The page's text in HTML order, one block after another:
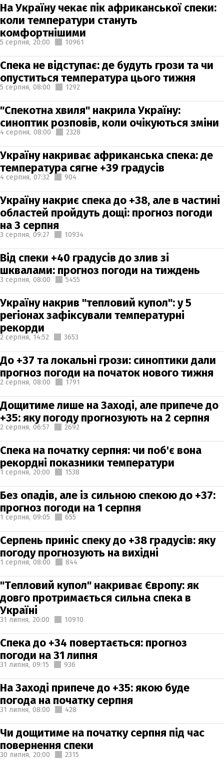
На Україну чекає пік африканської спеки:
коли температури стануть
комфортнішими
5 серпня, 20:00 10961
Спека не відступає: де будуть грози та чи
опуститься температура цього тижня
5 серпня, 08:00 1292
"Спекотна хвиля" накрила Україну:
синоптик розповів, коли очікуються зміни
4 серпня, 08:00 2328
Україну накриває африканська спека: де
температура сягне +39 градусів
4 серпня, 07:32 904
Україну накриє спека до +38, але в частині
областей пройдуть дощі: прогноз погоди
на 3 серпня
3 серпня, 09:27 10934
Від спеки +40 градусів до злив зі
шквалами: прогноз погоди на тиждень
3 серпня, 08:00 5455
Україну накрив "тепловий купол": у 5
регіонах зафіксували температурні
рекорди
2 серпня, 14:52 3653
До +37 та локальні грози: синоптики дали
прогноз погоди на початок нового тижня
2 серпня, 08:00 1791
Дощитиме лише на Заході, але припече до
+35: яку погоду прогнозують на 2 серпня
2 серпня, 06:57 2692
Спека на початку серпня: чи поб'є вона
рекордні показники температури
1 серпня, 20:00 1538
Без опадів, але із сильною спекою до +37:
прогноз погоди на 1 серпня
1 серпня, 09:05 655
Серпень приніс спеку до +38 градусів: яку
погоду прогнозують на вихідні
1 серпня, 08:00 844
"Тепловий купол" накриває Європу: як
довго протримається сильна спека в
Україні
31 липня, 20:00 10910
Спека до +34 повертається: прогноз
погоди на 31 липня
31 липня, 09:15 936
На Заході припече до +35: якою буде
погода на початку серпня
31 липня, 08:00 428
Чи дощитиме на початку серпня під час
повернення спеки
30 липня, 20:00 2315